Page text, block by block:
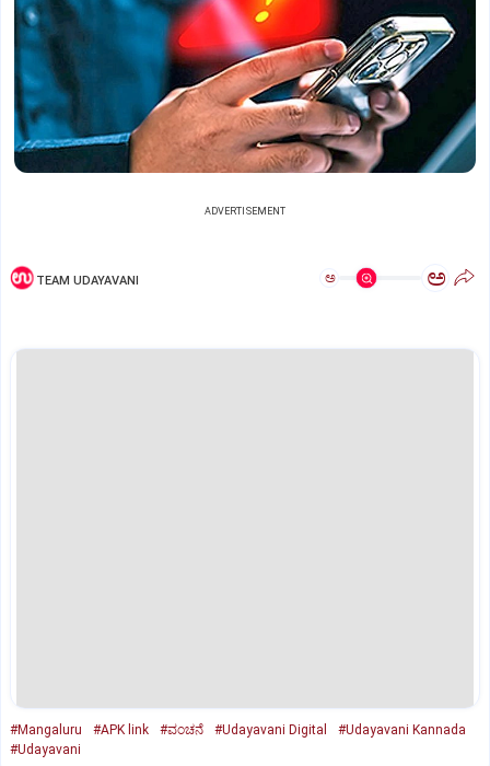
ADVERTISEMENT
TEAM UDAYAVANI ಅ ಅ
#Mangaluru #APK link #ವಂಚನೆ #Udayavani Digital
#Udayavani Kannada
#Udayavani